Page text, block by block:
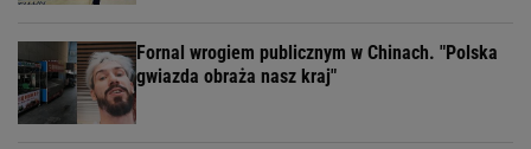
Fornal wrogiem publicznym w Chinach. "Polska
gwiazda obraża nasz kraj"